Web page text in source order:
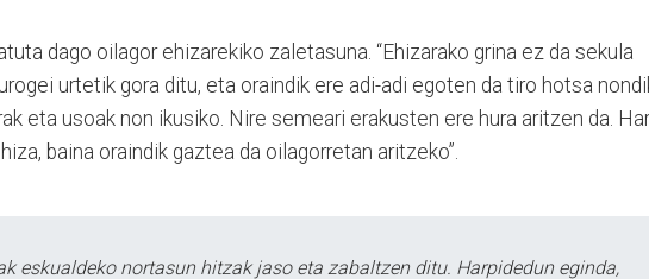
dago oilagor ehizarekiko zaletasuna. “Ehizarako grina ez da sekula
urtetik gora ditu, eta oraindik ere adi-adi egoten da tiro hotsa
eta usoak non ikusiko. Nire semeari erakusten ere hura aritzen da.
baina oraindik gaztea da oilagorretan aritzeko”.
eskualdeko nortasun hitzak jaso eta zabaltzen ditu. Harpidedun eginda,